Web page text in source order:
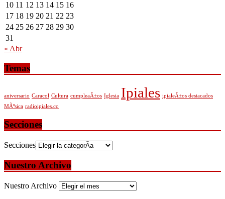
10 11 12 13 14 15 16
17 18 19 20 21 22 23
24 25 26 27 28 29 30
31
« Abr
Temas
aniversario Caracol Cultura cumpleaÃ±os Iglesia Ipiales ipialeÃ±os destacados
MÃºsica radioipiales.co
Secciones
Secciones
Nuestro Archivo
Nuestro Archivo